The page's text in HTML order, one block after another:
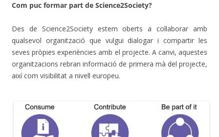
Com puc formar part de Science2Society?
Des de Science2Society estem oberts a col·laborar amb
qualsevol organització que vulgui dialogar i compartir les
seves pròpies experiències amb el projecte. A canvi, aquestes
organitzacions rebran informació de primera mà del projecte,
així com visibilitat a nivell europeu.